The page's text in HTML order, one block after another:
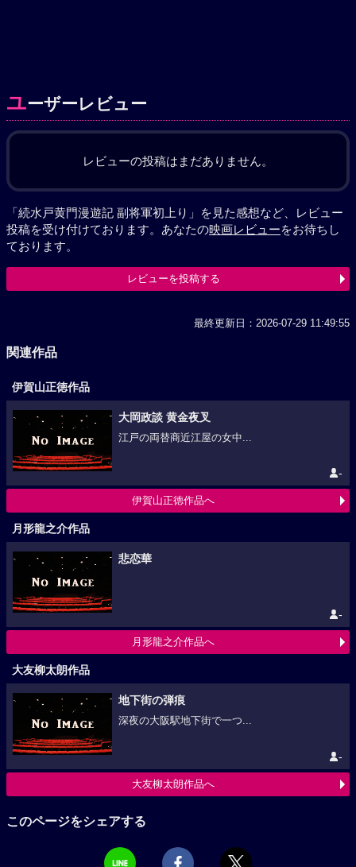
ユーザーレビュー
レビューの投稿はまだありません。
「続水戸黄門漫遊記 副将軍初上り」を見た感想など、レビュー
投稿を受け付けております。あなたの映画レビューをお待ちし
ております。
レビューを投稿する
最終更新日：2026-07-29 11:49:55
関連作品
伊賀山正徳作品
大岡政談 黄金夜叉
江戸の両替商近江屋の女中...
-
伊賀山正徳作品へ
月形龍之介作品
悲恋華
-
月形龍之介作品へ
大友柳太朗作品
地下街の弾痕
深夜の大阪駅地下街で一つ...
-
大友柳太朗作品へ
このページをシェアする